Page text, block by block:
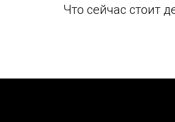
Что сейчас стоит